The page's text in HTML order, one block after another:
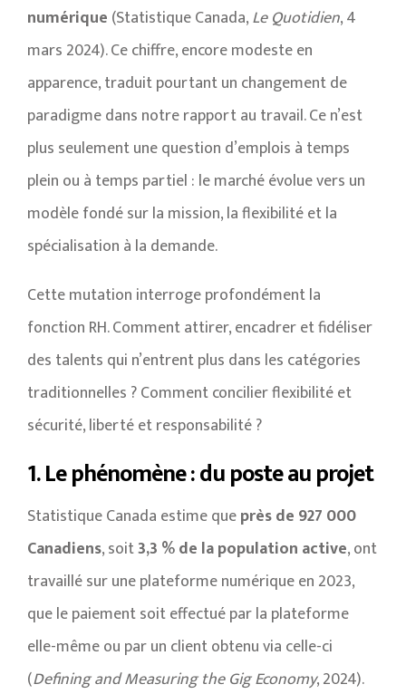
numérique (Statistique Canada,Le Quotidien, 4
mars 2024). Ce chiffre, encore modeste en
apparence, traduit pourtant un changement de
paradigme dans notre rapport au travail. Ce n’est
plus seulement une question d’emplois à temps
plein ou à temps partiel : le marché évolue vers un
modèle fondé sur la mission, la flexibilité et la
spécialisation à la demande.
Cette mutation interroge profondément la
fonction RH. Comment attirer, encadrer et fidéliser
des talents qui n’entrent plus dans les catégories
traditionnelles ? Comment concilier flexibilité et
sécurité, liberté et responsabilité ?
1. Le phénomène : du poste au projet
Statistique Canada estime queprès de 927 000
Canadiens, soit3,3 % de la population active, ont
travaillé sur une plateforme numérique en 2023,
que le paiement soit effectué par la plateforme
elle-même ou par un client obtenu via celle-ci
(Defining and Measuring the Gig Economy, 2024).